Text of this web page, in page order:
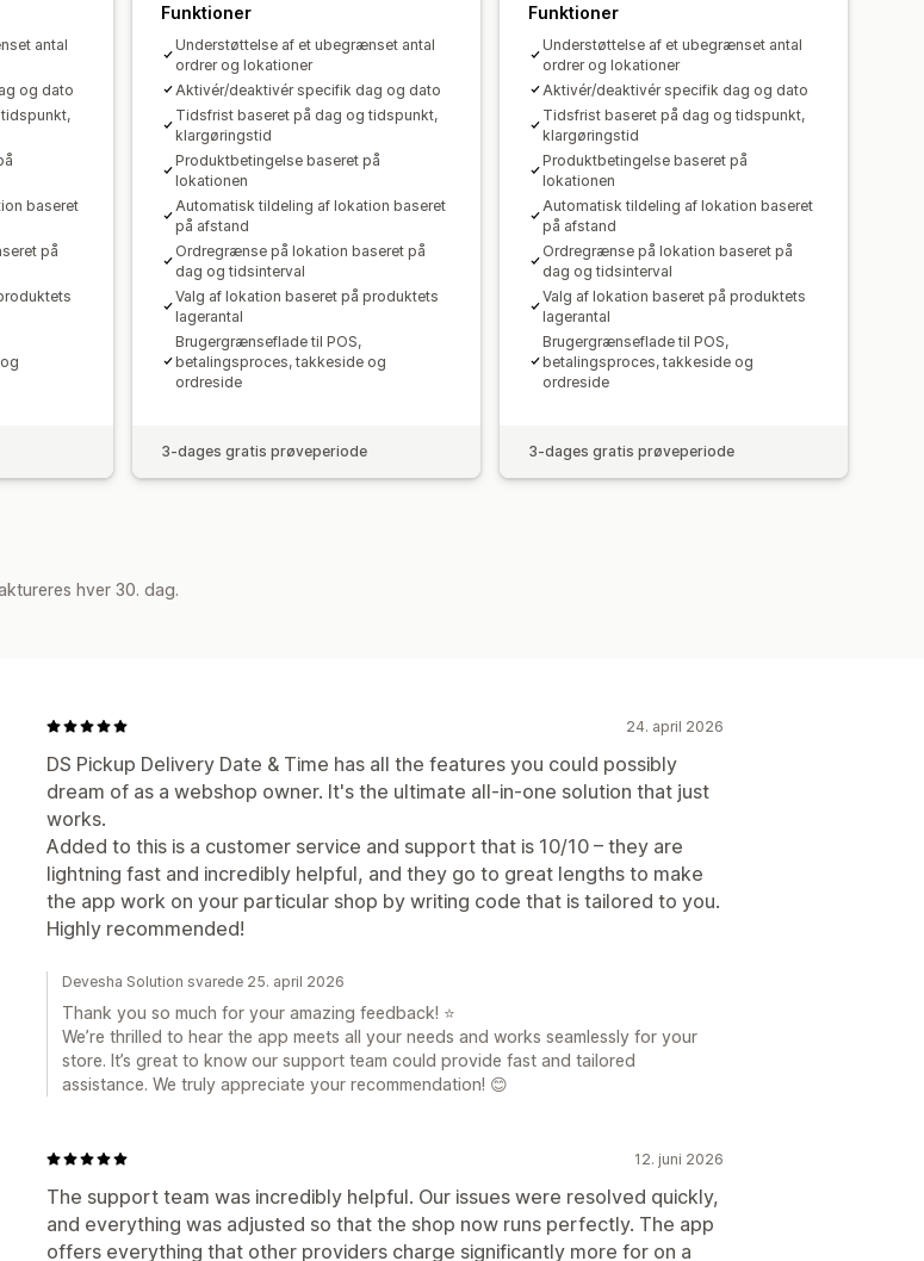
antal
og dato
baseret
på
Funktioner
Understøttelse af et ubegrænset antal
ordrer og lokationer
Aktivér/deaktivér specifik dag og dato
Tidsfrist baseret på dag og tidspunkt,
klargøringstid
Produktbetingelse baseret på
lokationen
Automatisk tildeling af lokation baseret
på afstand
Ordregrænse på lokation baseret på
dag og tidsinterval
Valg af lokation baseret på produktets
lagerantal
Brugergrænseflade til POS,
betalingsproces, takkeside og
ordreside
3-dages gratis prøveperiode
Funktioner
Understøttelse af et ubegrænset antal
ordrer og lokationer
Aktivér/deaktivér specifik dag og dato
Tidsfrist baseret på dag og tidspunkt,
klargøringstid
Produktbetingelse baseret på
lokationen
Automatisk tildeling af lokation baseret
på afstand
Ordregrænse på lokation baseret på
dag og tidsinterval
Valg af lokation baseret på produktets
lagerantal
Brugergrænseflade til POS,
betalingsproces, takkeside og
ordreside
3-dages gratis prøveperiode
hver 30. dag.
24. april 2026
DS Pickup Delivery Date & Time has all the features you could possibly
dream of as a webshop owner. It's the ultimate all-in-one solution that just
works.
Added to this is a customer service and support that is 10/10 – they are
lightning fast and incredibly helpful, and they go to great lengths to make
the app work on your particular shop by writing code that is tailored to you.
Highly recommended!
Devesha Solution svarede 25. april 2026
Thank you so much for your amazing feedback! ⭐
We’re thrilled to hear the app meets all your needs and works seamlessly for your
store. It’s great to know our support team could provide fast and tailored
assistance. We truly appreciate your recommendation! 😊
12. juni 2026
The support team was incredibly helpful. Our issues were resolved quickly,
and everything was adjusted so that the shop now runs perfectly. The app
offers everything that other providers charge significantly more for on a